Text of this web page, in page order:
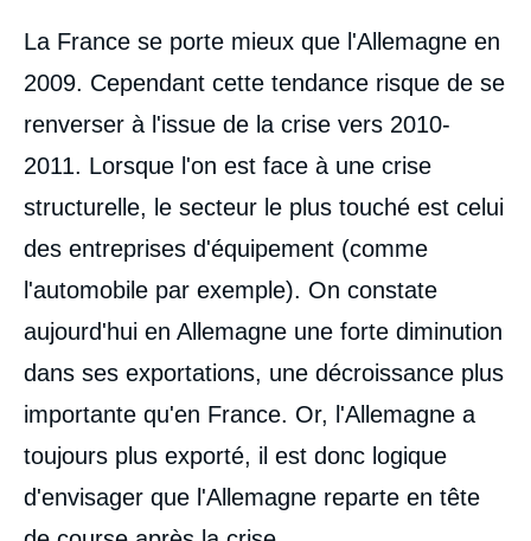
La France se porte mieux que l'Allemagne en
2009. Cependant cette tendance risque de se
renverser à l'issue de la crise vers 2010-
2011. Lorsque l'on est face à une crise
structurelle, le secteur le plus touché est celui
des entreprises d'équipement (comme
l'automobile par exemple). On constate
aujourd'hui en Allemagne une forte diminution
dans ses exportations, une décroissance plus
importante qu'en France. Or, l'Allemagne a
toujours plus exporté, il est donc logique
d'envisager que l'Allemagne reparte en tête